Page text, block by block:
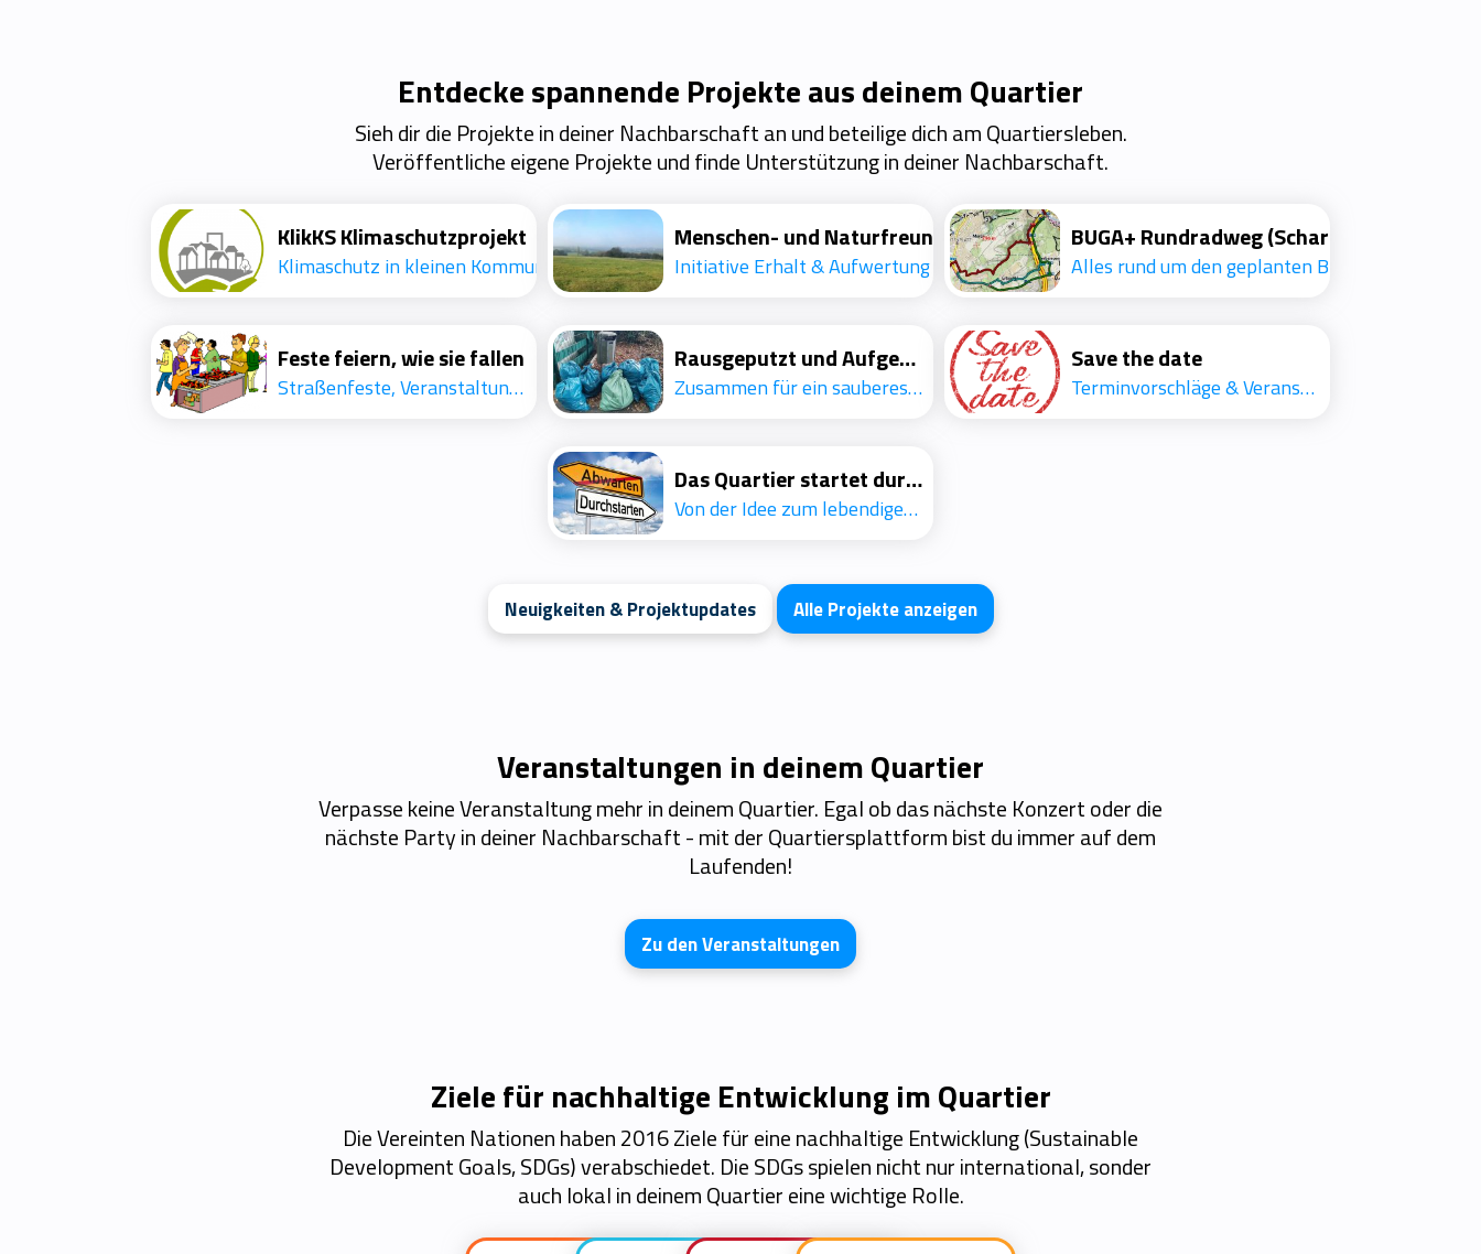
Entdecke spannende Projekte aus deinem Quartier
Sieh dir die Projekte in deiner Nachbarschaft an und beteilige dich am Quartiersleben.
Veröffentliche eigene Projekte und finde Unterstützung in deiner Nachbarschaft.
KlikKS Klimaschutzprojekt
Klimaschutz in kleinen Kommunen und Stadtteilen KlikKS
Menschen- und Naturfreunde Scharpenacken
Initiative Erhalt & Aufwertung des LSG Scharpenacken
Feste feiern, wie sie fallen
Straßenfeste, Veranstaltungen, Brauchtum
Rausgeputzt und Aufgeräumt
Zusammen für ein sauberes Quartier
Save the date
Terminvorschläge & Veranstaltungen
Das Quartier startet durch
Von der Idee zum lebendigen Quartier
Neuigkeiten & Projektupdates Alle Projekte anzeigen
Veranstaltungen in deinem Quartier
Verpasse keine Veranstaltung mehr in deinem Quartier. Egal ob das nächste Konzert oder die
nächste Party in deiner Nachbarschaft - mit der Quartiersplattform bist du immer auf dem
Laufenden!
Zu den Veranstaltungen
Ziele für nachhaltige Entwicklung im Quartier
Die Vereinten Nationen haben 2016 Ziele für eine nachhaltige Entwicklung (Sustainable
Development Goals, SDGs) verabschiedet. Die SDGs spielen nicht nur international, sonder
auch lokal in deinem Quartier eine wichtige Rolle.